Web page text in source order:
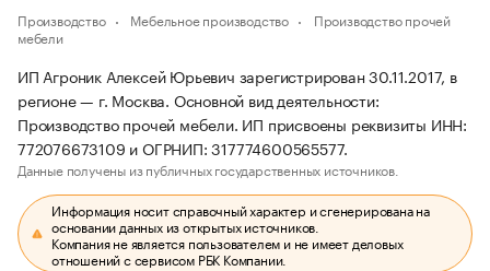
Производство Мебельное производство
Производство прочей
мебели
ИП Агроник Алексей Юрьевич зарегистрирован 30.11.2017, в
регионе — г. Москва. Основной вид деятельности:
Производство прочей мебели. ИП присвоены реквизиты ИНН:
772076673109 и ОГРНИП: 317774600565577.
Данные получены из публичных государственных источников.
Информация носит справочный характер и сгенерирована на
основании данных из открытых источников.
Компания не является пользователем и не имеет деловых
отношений с сервисом РБК Компании.